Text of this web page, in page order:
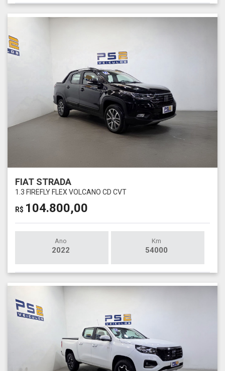
FIAT STRADA
1.3 FIREFLY FLEX VOLCANO CD CVT
R$ 104.800,00
Ano
2022
Km
54000